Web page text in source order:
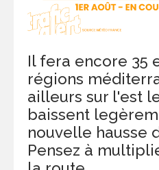
Il fera encore 35
régions
ailleurs sur l'est
baissent
nouvelle hausse
Pensez à